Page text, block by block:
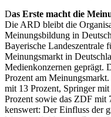
Das Erste macht die
Die ARD bleibt die
Meinungsbildung in
Bayerische
Meinungsmarkt in
Medienkonzernen geprägt.
Prozent am
mit 13 Prozent, Sprin­­ger
Prozent sowie das ZDF mit
kenswert: Der Einfluss der